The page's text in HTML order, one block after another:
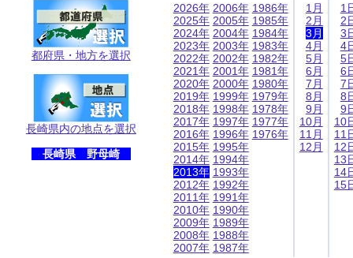
都府県・地方を選択
長崎県内の地点を選択
長崎県 野母崎
2026年
2025年
2024年
2023年
2022年
2021年
2020年
2019年
2018年
2017年
2016年
2015年
2014年
2013年
2012年
2011年
2010年
2009年
2008年
2007年
2006年
2005年
2004年
2003年
2002年
2001年
2000年
1999年
1998年
1997年
1996年
1995年
1994年
1993年
1992年
1991年
1990年
1989年
1988年
1987年
1986年
1985年
1984年
1983年
1982年
1981年
1980年
1979年
1978年
1977年
1976年
1月
2月
3月
4月
5月
6月
7月
8月
9月
10月
11月
12月
1
2
3
4
5
6
7
8
9
10
11
12
13
14
15